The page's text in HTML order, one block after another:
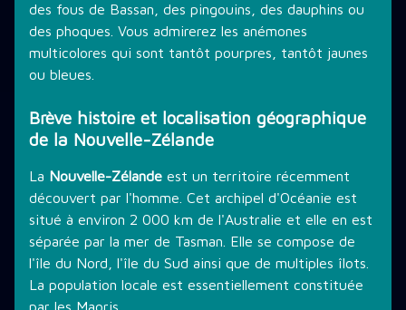
des fous de Bassan, des pingouins, des dauphins ou
des phoques. Vous admirerez les anémones
multicolores qui sont tantôt pourpres, tantôt jaunes
ou bleues.
Brève histoire et localisation géographique
de la Nouvelle-Zélande
La Nouvelle-Zélande est un territoire récemment
découvert par l'homme. Cet archipel d'Océanie est
situé à environ 2 000 km de l'Australie et elle en est
séparée par la mer de Tasman. Elle se compose de
l'île du Nord, l'île du Sud ainsi que de multiples îlots.
La population locale est essentiellement constituée
par les Maoris.